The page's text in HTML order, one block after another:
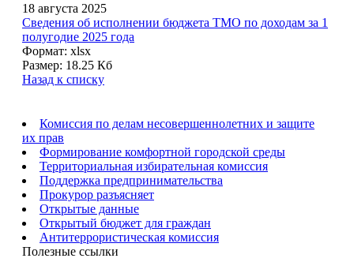
18 августа 2025
Сведения об исполнении бюджета ТМО по доходам за 1
полугодие 2025 года
Формат: xlsx
Размер: 18.25 Кб
Назад к списку
Комиссия по делам несовершеннолетних и защите
их прав
Формирование комфортной городской среды
Территориальная избирательная комиссия
Поддержка предпринимательства
Прокурор разъясняет
Открытые данные
Открытый бюджет для граждан
Антитеррористическая комиссия
Полезные ссылки